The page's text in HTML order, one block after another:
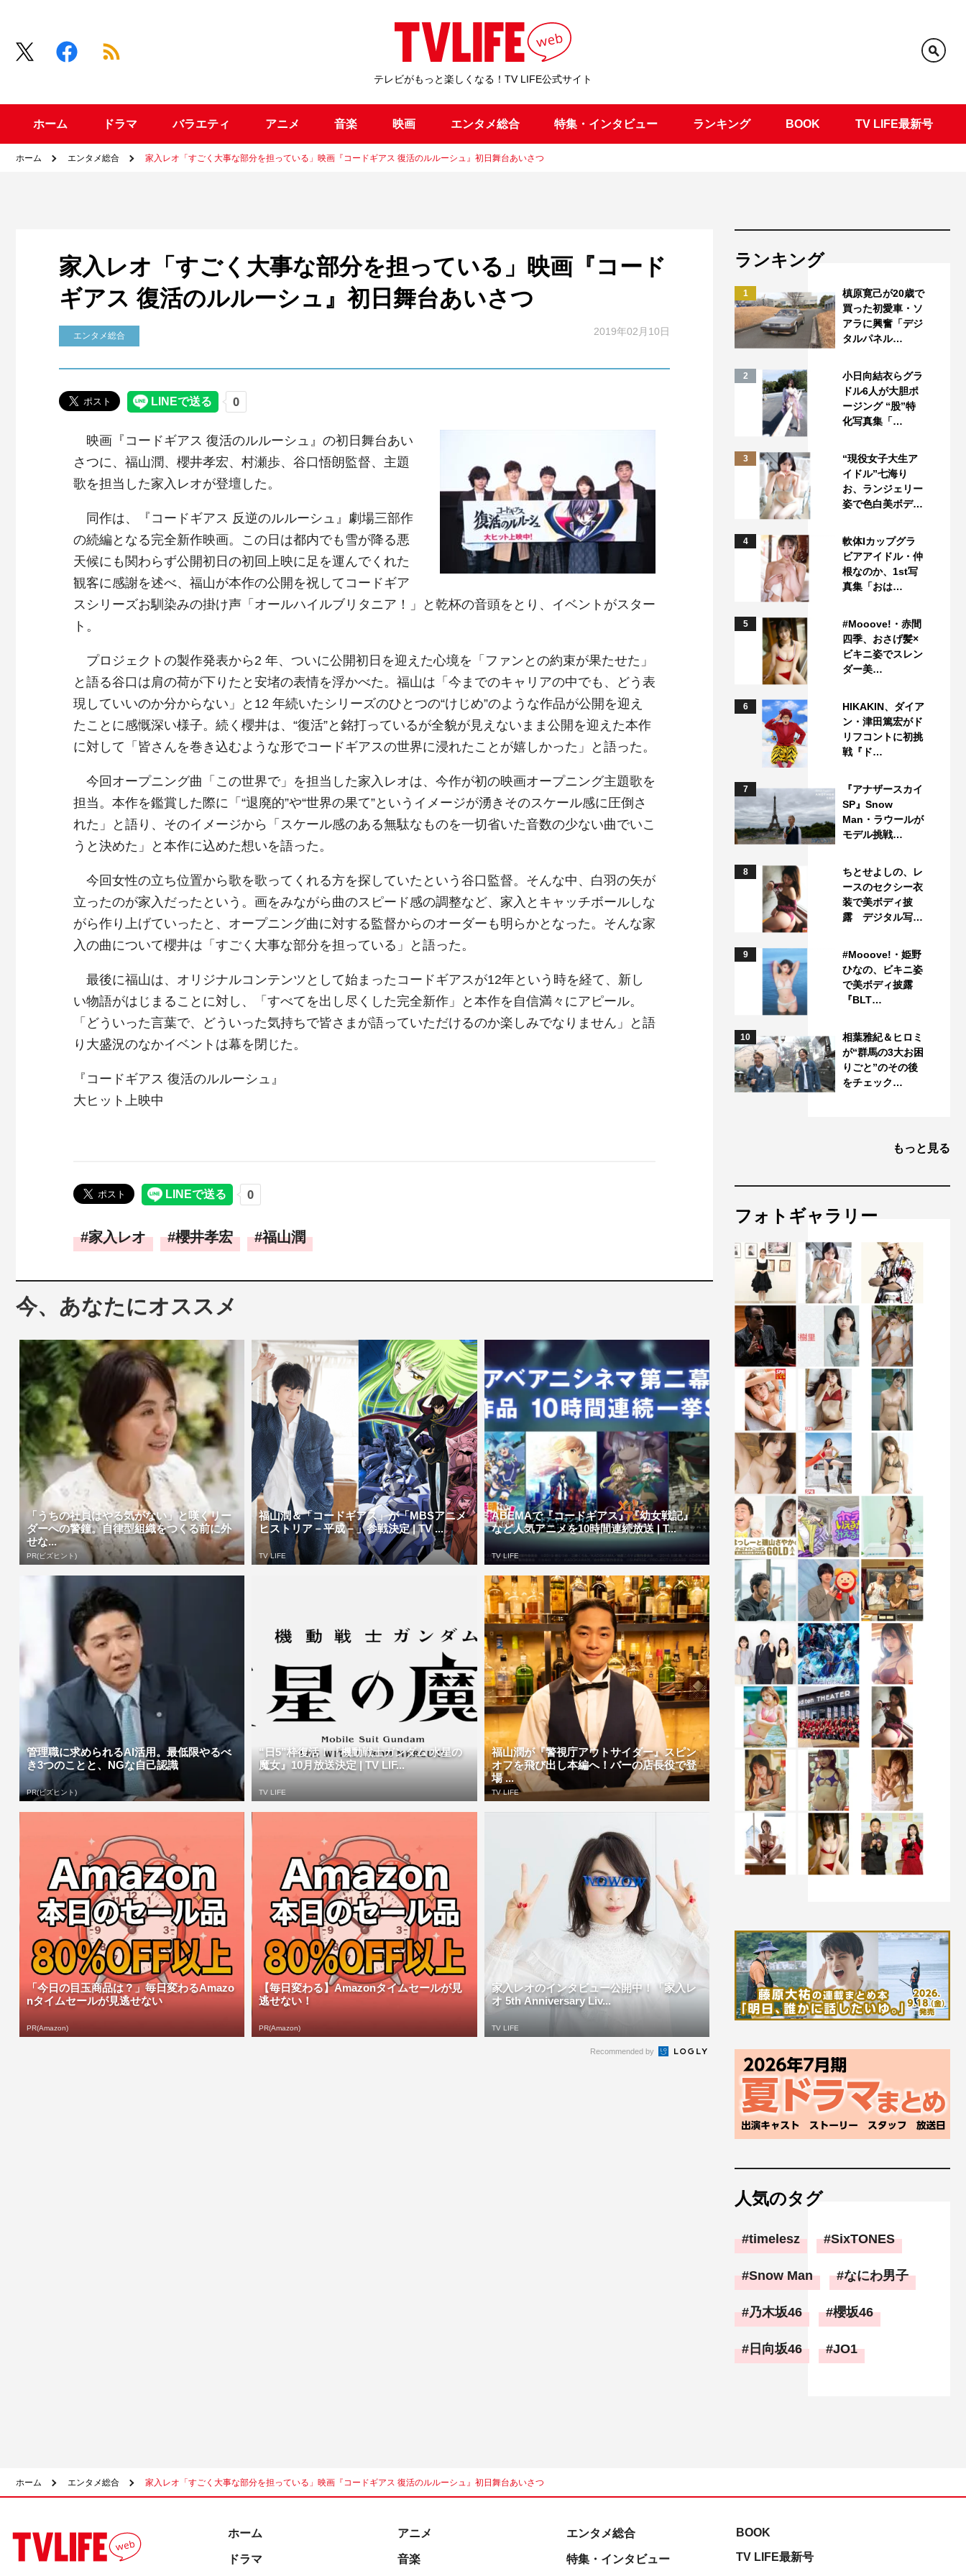
テレビがもっと楽しくなる！TV LIFE公式サイト
ホーム ドラマ バラエティ アニメ 音楽 映画 エンタメ総合 特集・インタビュー ランキング BOOK TV LIFE最新号
ホーム エンタメ総合 家入レオ「すごく大事な部分を担っている」映画『コードギアス 復活のルルーシュ』初日舞台あいさつ
家入レオ「すごく大事な部分を担っている」映画『コード
ギアス 復活のルルーシュ』初日舞台あいさつ
エンタメ総合 2019年02月10日
映画『コードギアス 復活のルルーシュ』の初日舞台あい
さつに、福山潤、櫻井孝宏、村瀬歩、谷口悟朗監督、主題
歌を担当した家入レオが登壇した。
同作は、『コードギアス 反逆のルルーシュ』劇場三部作
の続編となる完全新作映画。この日は都内でも雪が降る悪
天候にも関わらず公開初日の初回上映に足を運んでくれた
観客に感謝を述べ、福山が本作の公開を祝してコードギア
スシリーズお馴染みの掛け声「オールハイルブリタニア！」と乾杯の音頭をとり、イベントがスター
ト。
プロジェクトの製作発表から2 年、ついに公開初日を迎えた心境を「ファンとの約束が果たせた」
と語る谷口は肩の荷が下りたと安堵の表情を浮かべた。福山は「今までのキャリアの中でも、どう表
現していいのか分からない」と12 年続いたシリーズのひとつの“けじめ”のような作品が公開を迎え
たことに感慨深い様子。続く櫻井は、“復活”と銘打っているが全貌が見えないまま公開を迎えた本作
に対して「皆さんを巻き込むような形でコードギアスの世界に浸れたことが嬉しかった」と語った。
今回オープニング曲「この世界で」を担当した家入レオは、今作が初の映画オープニング主題歌を
担当。本作を鑑賞した際に「“退廃的”や“世界の果て”というイメージが湧きそのスケール感に圧倒さ
れた」と語り、そのイメージから「スケール感のある無駄なものを一切省いた音数の少ない曲でいこ
うと決めた」と本作に込めた想いを語った。
今回女性の立ち位置から歌を歌ってくれる方を探していたという谷口監督。そんな中、白羽の矢が
立ったのが家入だったという。画をみながら曲のスピード感の調整など、家入とキャッチボールしな
がら作り上げていったと、オープニング曲に対する監督からのオーダーも明らかとなった。そんな家
入の曲について櫻井は「すごく大事な部分を担っている」と語った。
最後に福山は、オリジナルコンテンツとして始まったコードギアスが12年という時を経て、新し
い物語がはじまることに対し、「すべてを出し尽くした完全新作」と本作を自信満々にアピール。
「どういった言葉で、どういった気持ちで皆さまが語っていただけるのか楽しみでなりません」と語
り大盛況のなかイベントは幕を閉じた。
『コードギアス 復活のルルーシュ』
大ヒット上映中
家入レオ 櫻井孝宏 福山潤
今、あなたにオススメ
「うちの社員はやる気がない」と嘆くリー
ダーへの警鐘。自律型組織をつくる前に外
せな...
PR(ビズヒント)
福山潤＆「コードギアス」が「MBSアニメ
ヒストリア－平成－」参戦決定 | TV ...
TV LIFE
ABEMAで『コードギアス』『幼女戦記』
など人気アニメを10時間連続放送 | T...
TV LIFE
管理職に求められるAI活用。最低限やるべ
き3つのことと、NGな自己認識
PR(ビズヒント)
“日5”枠復活！『機動戦士ガンダム 水星の
魔女』10月放送決定 | TV LIF...
TV LIFE
福山潤が『警視庁アウトサイダー』スピン
オフを飛び出し本編へ！バーの店長役で登
場 ...
TV LIFE
「今日の目玉商品は？」毎日変わるAmazo
nタイムセールが見逃せない
PR(Amazon)
【毎日変わる】Amazonタイムセールが見
逃せない！
PR(Amazon)
家入レオのインタビュー公開中！「家入レ
オ 5th Anniversary Liv...
TV LIFE
Recommended by
ランキング
1
槙原寛己が20歳で
買った初愛車・ソ
アラに興奮「デジ
タルパネル…
2
小日向結衣らグラ
ドル6人が大胆ポ
ージング “股”特
化写真集「…
3
“現役女子大生ア
イドル”七海り
お、ランジェリー
姿で色白美ボデ…
4
軟体Iカップグラ
ビアアイドル・仲
根なのか、1st写
真集「おは…
5
#Mooove!・赤間
四季、おさげ髪×
ビキニ姿でスレン
ダー美…
6
HIKAKIN、ダイア
ン・津田篤宏がド
リフコントに初挑
戦『ド…
7
『アナザースカイ
SP』Snow
Man・ラウールが
モデル挑戦…
8
ちとせよしの、レ
ースのセクシー衣
装で美ボディ披
露 デジタル写…
9
#Mooove!・姫野
ひなの、ビキニ姿
で美ボディ披露
『BLT…
10
相葉雅紀＆ヒロミ
が“群馬の3大お困
りごと”のその後
をチェック…
もっと見る
フォトギャラリー
人気のタグ
timelesz SixTONES
Snow Man なにわ男子
乃木坂46 櫻坂46
日向坂46 JO1
ホーム エンタメ総合 家入レオ「すごく大事な部分を担っている」映画『コードギアス 復活のルルーシュ』初日舞台あいさつ
ホーム
ドラマ
アニメ
音楽
エンタメ総合
特集・インタビュー
BOOK
TV LIFE最新号